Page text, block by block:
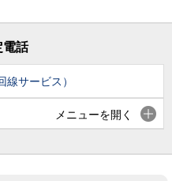
電話
線サービス）
メニューを開く